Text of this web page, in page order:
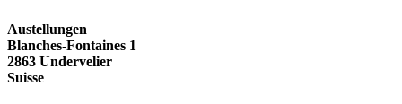
Austellungen
Blanches-Fontaines 1
2863 Undervelier
Suisse